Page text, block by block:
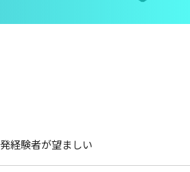
経験者が望ましい